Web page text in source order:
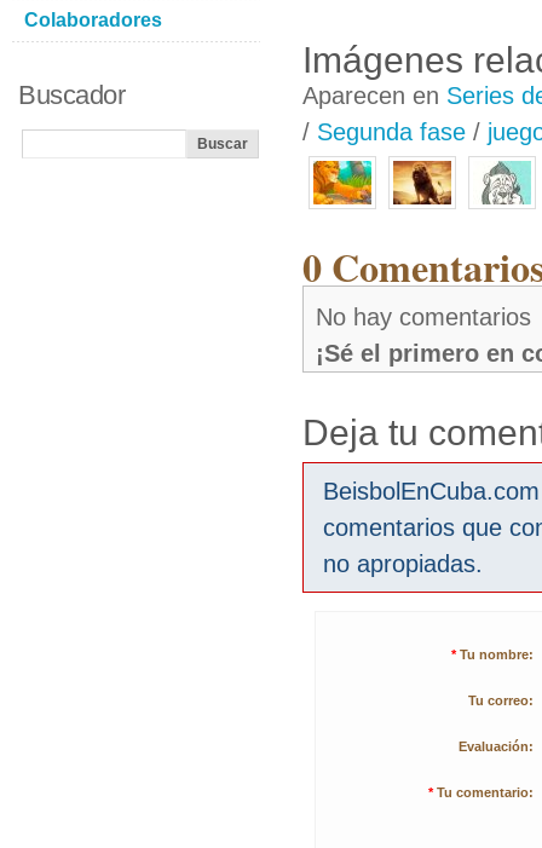
Imágenes
Aparecen en Series
/ Segunda fase /
0
No hay comentarios
¡Sé el primero en
Deja tu
comentarios que
no apropiadas.
* Tu nombre:
Tu correo:
Evaluación:
* Tu comentario:
Colaboradores
Buscador